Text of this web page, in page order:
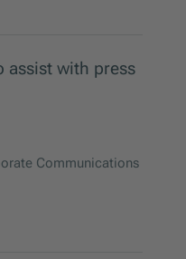
assist with press
Communications